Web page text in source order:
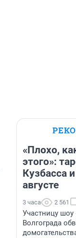
«Плохо,
этого»:
Кузбасса
августе
3 часа 2 561
Участницу
Волгограда